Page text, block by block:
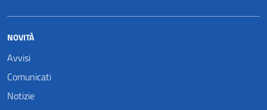
NOVITÀ
Avvisi
Comunicati
Notizie